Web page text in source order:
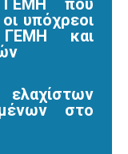
ΓΕΜΗ που
υπόχρεοι
και
στο